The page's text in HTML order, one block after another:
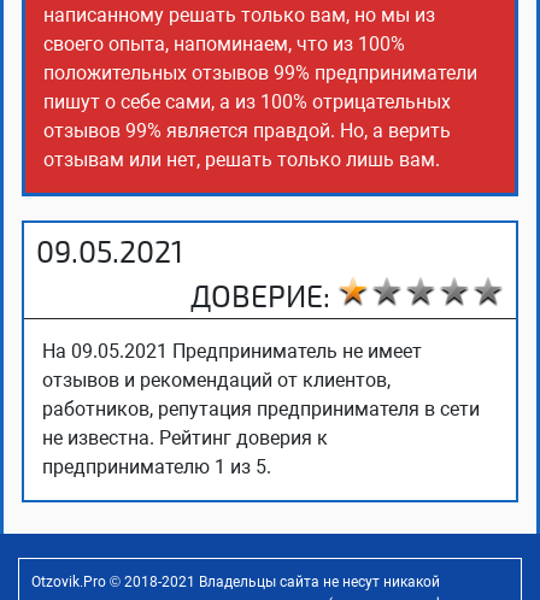
написанному решать только вам, но мы из
своего опыта, напоминаем, что из 100%
положительных отзывов 99% предприниматели
пишут о себе сами, а из 100% отрицательных
отзывов 99% является правдой. Но, а верить
отзывам или нет, решать только лишь вам.
09.05.2021
ДОВЕРИЕ:
На 09.05.2021 Предприниматель не имеет
отзывов и рекомендаций от клиентов,
работников, репутация предпринимателя в сети
не известна. Рейтинг доверия к
предпринимателю 1 из 5.
Otzovik.Pro © 2018-2021 Владельцы сайта не несут никакой